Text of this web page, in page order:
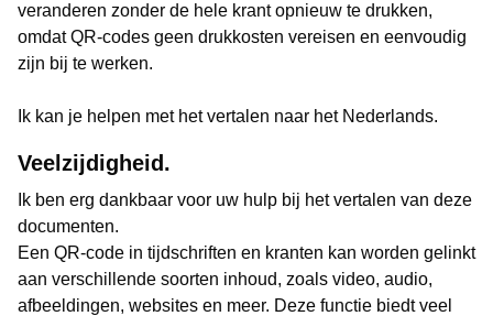
veranderen zonder de hele krant opnieuw te drukken,
omdat QR-codes geen drukkosten vereisen en eenvoudig
zijn bij te werken.
Ik kan je helpen met het vertalen naar het Nederlands.
Veelzijdigheid.
Ik ben erg dankbaar voor uw hulp bij het vertalen van deze
documenten.
Een QR-code in tijdschriften en kranten kan worden gelinkt
aan verschillende soorten inhoud, zoals video, audio,
afbeeldingen, websites en meer. Deze functie biedt veel